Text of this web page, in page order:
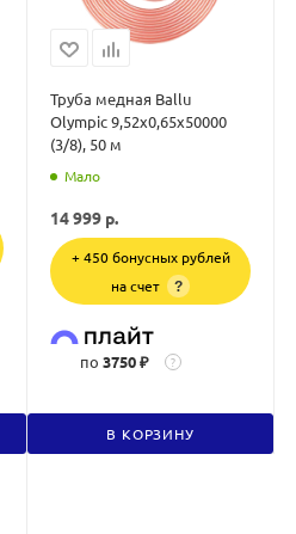
Труба медная Ballu
Olympic 9,52х0,65х50000
(3/8), 50 м
Мало
14 999 р.
+ 450 бонусных рублей
на счет
?
по 3750 ₽ ?
В КОРЗИНУ